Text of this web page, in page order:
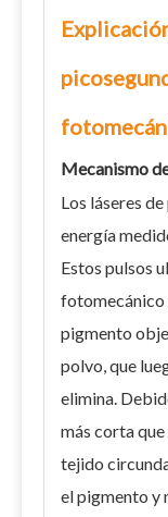
Mecanismo
Los láseres
energía
Estos pulsos
fotomecánico
pigmento
polvo, que
elimina.
más corta
tejido
el pigmento y